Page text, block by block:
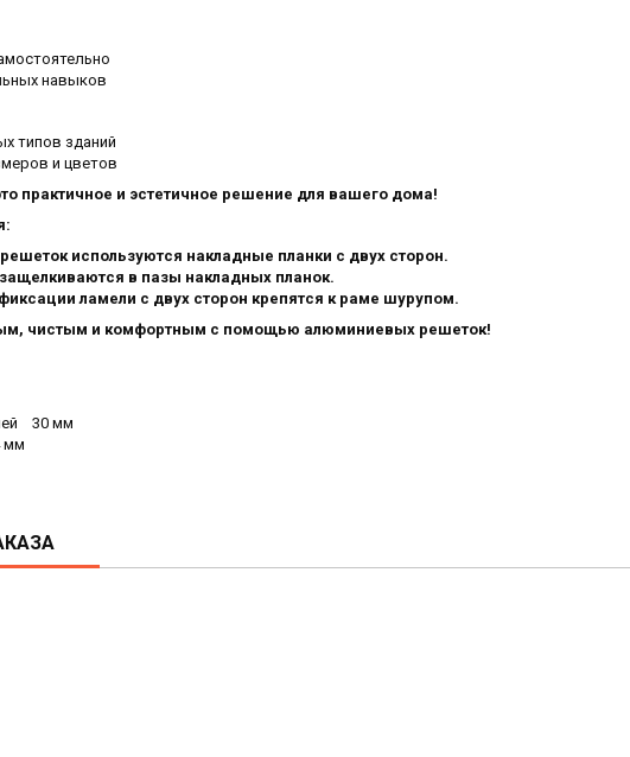
навыков
типов зданий
и цветов
практичное и эстетичное решение для вашего дома!
используются накладные планки с двух сторон.
в пазы накладных планок.
ламели с двух сторон крепятся к раме шурупом.
чистым и комфортным с помощью алюминиевых решеток!
30 мм
мм